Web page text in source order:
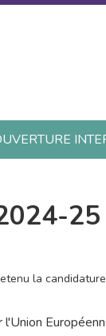
25
la
l'Union